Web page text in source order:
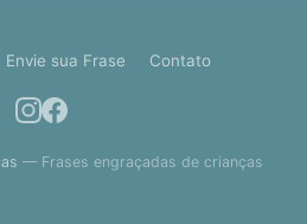
Envie sua Frase Contato
— Frases engraçadas de crianças